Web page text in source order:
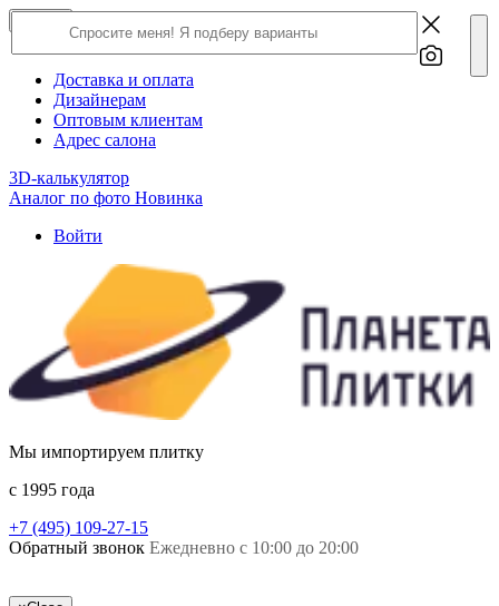
О компании
Доставка и оплата
Дизайнерам
Оптовым клиентам
Адрес салона
3D-калькулятор
Аналог по фото Новинка
Войти
Мы импортируем плитку
c 1995 года
+7 (495) 109-27-15
Обратный звонок Ежедневно с 10:00 до 20:00